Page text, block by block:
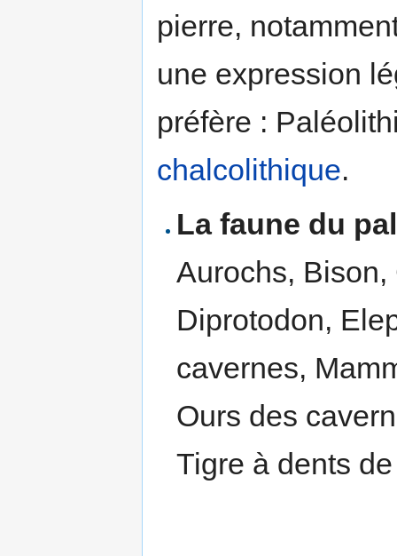
pierre,
une expression
préfère :
chalcolithique.
La faune du
Aurochs,
Diprotodon,
cavernes,
Ours des
Tigre à dents